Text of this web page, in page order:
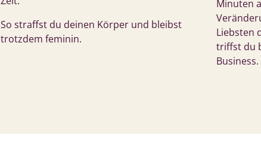
So straffst du deinen Körper und bleibst
trotzdem feminin.
Minuten
Liebsten
triffst du
Business.